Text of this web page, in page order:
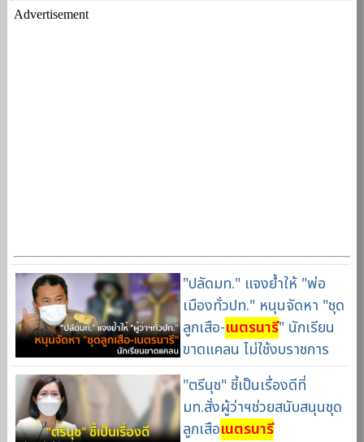
Advertisement
"ปลัดมท." แจงย้ำให้ "พ่อ
เมืองทั่วปท." หนุนจัดหา "ชุด
ลูกเสือ-เนตรนารี" นักเรียน
ขาดแคลน ไม่ใช้งบราชการ
"ตรีนุช" ชี้เป็นเรื่องดีที่
มท.สั่งผู้ว่าฯช่วยสนับสนุนชุด
ลูกเสือเนตรนารี